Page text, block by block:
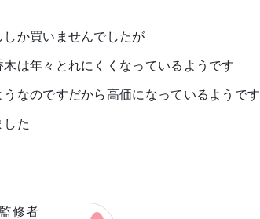
か買いませんでしたが
は年々とれにくくなっているようです
なのですだから高価になっているようです
した
監修者